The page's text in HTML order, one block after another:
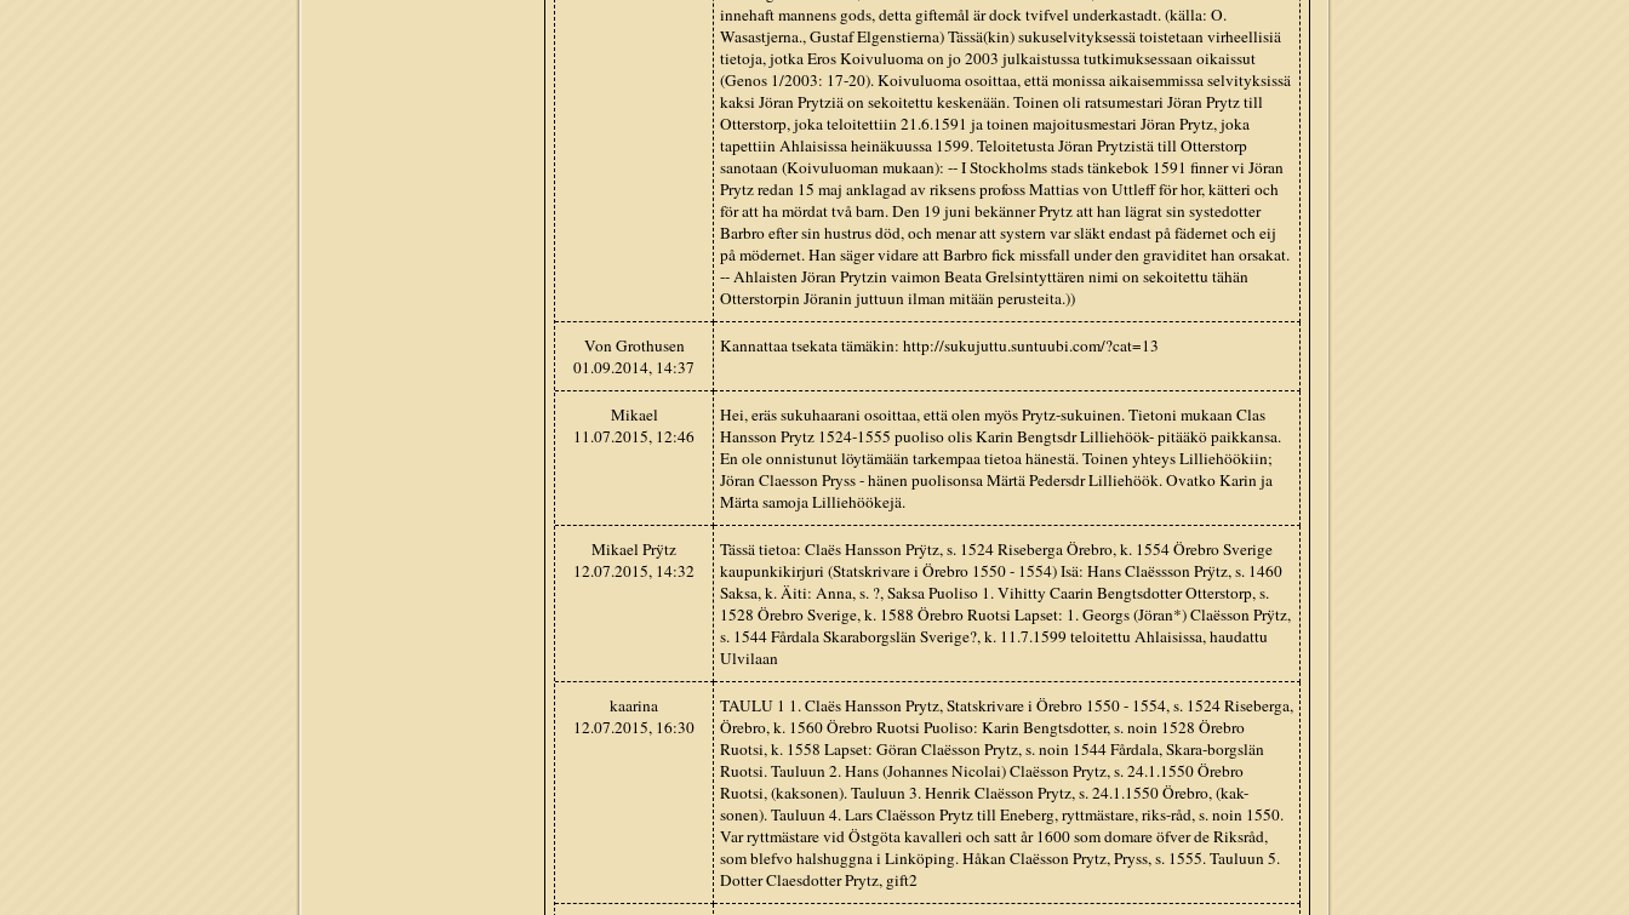
innehaft mannens gods, detta giftemål är dock tvifvel underkastadt. (källa: O.
Wasastjerna., Gustaf Elgenstierna) Tässä(kin) sukuselvityksessä toistetaan virheellisiä
tietoja, jotka Eros Koivuluoma on jo 2003 julkaistussa tutkimuksessaan oikaissut
(Genos 1/2003: 17-20). Koivuluoma osoittaa, että monissa aikaisemmissa selvityksissä
kaksi Jöran Prytziä on sekoitettu keskenään. Toinen oli ratsumestari Jöran Prytz till
Otterstorp, joka teloitettiin 21.6.1591 ja toinen majoitusmestari Jöran Prytz, joka
tapettiin Ahlaisissa heinäkuussa 1599. Teloitetusta Jöran Prytzistä till Otterstorp
sanotaan (Koivuluoman mukaan): -- I Stockholms stads tänkebok 1591 finner vi Jöran
Prytz redan 15 maj anklagad av riksens profoss Mattias von Uttleff för hor, kätteri och
för att ha mördat två barn. Den 19 juni bekänner Prytz att han lägrat sin systedotter
Barbro efter sin hustrus död, och menar att systern var släkt endast på fädernet och eij
på mödernet. Han säger vidare att Barbro fick missfall under den graviditet han orsakat.
-- Ahlaisten Jöran Prytzin vaimon Beata Grelsintyttären nimi on sekoitettu tähän
Otterstorpin Jöranin juttuun ilman mitään perusteita.))
Von Grothusen
01.09.2014, 14:37
Kannattaa tsekata tämäkin: http://sukujuttu.suntuubi.com/?cat=13
Mikael
11.07.2015, 12:46
Hei, eräs sukuhaarani osoittaa, että olen myös Prytz-sukuinen. Tietoni mukaan Clas
Hansson Prytz 1524-1555 puoliso olis Karin Bengtsdr Lilliehöök- pitääkö paikkansa.
En ole onnistunut löytämään tarkempaa tietoa hänestä. Toinen yhteys Lilliehöökiin;
Jöran Claesson Pryss - hänen puolisonsa Märtä Pedersdr Lilliehöök. Ovatko Karin ja
Märta samoja Lilliehöökejä.
Mikael Prÿtz
12.07.2015, 14:32
Tässä tietoa: Claës Hansson Prÿtz, s. 1524 Riseberga Örebro, k. 1554 Örebro Sverige
kaupunkikirjuri (Statskrivare i Örebro 1550 - 1554) Isä: Hans Claëssson Prÿtz, s. 1460
Saksa, k. Äiti: Anna, s. ?, Saksa Puoliso 1. Vihitty Caarin Bengtsdotter Otterstorp, s.
1528 Örebro Sverige, k. 1588 Örebro Ruotsi Lapset: 1. Georgs (Jöran*) Claësson Prÿtz,
s. 1544 Fårdala Skaraborgslän Sverige?, k. 11.7.1599 teloitettu Ahlaisissa, haudattu
Ulvilaan
kaarina
12.07.2015, 16:30
TAULU 1 1. Claës Hansson Prytz, Statskrivare i Örebro 1550 - 1554, s. 1524 Riseberga,
Örebro, k. 1560 Örebro Ruotsi Puoliso: Karin Bengtsdotter, s. noin 1528 Örebro
Ruotsi, k. 1558 Lapset: Göran Claësson Prytz, s. noin 1544 Fårdala, Skara-borgslän
Ruotsi. Tauluun 2. Hans (Johannes Nicolai) Claësson Prytz, s. 24.1.1550 Örebro
Ruotsi, (kaksonen). Tauluun 3. Henrik Claësson Prytz, s. 24.1.1550 Örebro, (kak-
sonen). Tauluun 4. Lars Claësson Prytz till Eneberg, ryttmästare, riks-råd, s. noin 1550.
Var ryttmästare vid Östgöta kavalleri och satt år 1600 som domare öfver de Riksråd,
som blefvo halshuggna i Linköping. Håkan Claësson Prytz, Pryss, s. 1555. Tauluun 5.
Dotter Claesdotter Prytz, gift2